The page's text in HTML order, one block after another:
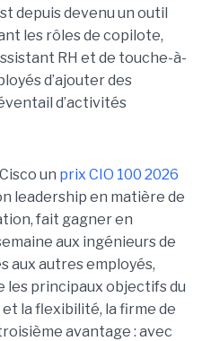
depuis devenu un outil
les rôles de copilote,
RH et de touche-à-
d’ajouter des
d’activités
un prix CIO 100 2026
leadership en matière de
fait gagner en
aux ingénieurs de
aux autres employés,
les principaux objectifs du
la flexibilité, la firme de
avantage : avec